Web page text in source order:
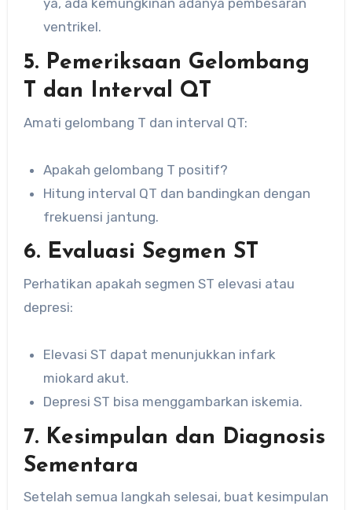
ya, ada kemungkinan adanya pembesaran
ventrikel.
5. Pemeriksaan Gelombang
T dan Interval QT
Amati gelombang T dan interval QT:
Apakah gelombang T positif?
Hitung interval QT dan bandingkan dengan
frekuensi jantung.
6. Evaluasi Segmen ST
Perhatikan apakah segmen ST elevasi atau
depresi:
Elevasi ST dapat menunjukkan infark
miokard akut.
Depresi ST bisa menggambarkan iskemia.
7. Kesimpulan dan Diagnosis
Sementara
Setelah semua langkah selesai, buat kesimpulan